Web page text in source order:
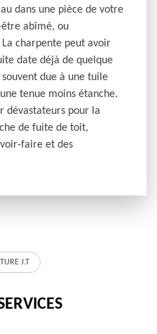
dans une pièce de votre
être abîmé, ou
charpente peut avoir
date déjà de quelque
due à une tuile
tenue moins étanche.
dévastateurs pour la
de fuite de toit,
faire et des
J.T